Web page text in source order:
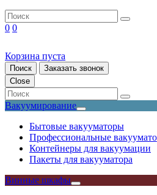
0 0
Корзина пуста
Поиск
Заказать звонок
Close
Вакуумирование
Бытовые вакууматоры
Профессиональные
Контейнеры для вакуумации
Пакеты для вакууматора
Винные шкафы